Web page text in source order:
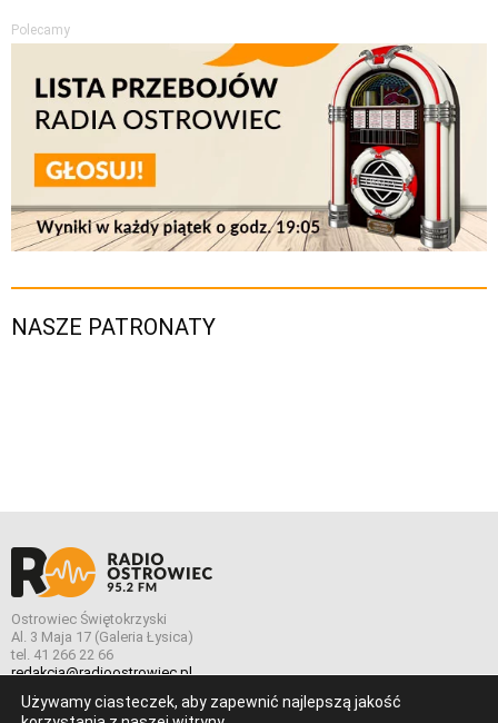
Polecamy
NASZE PATRONATY
Ostrowiec Świętokrzyski
Al. 3 Maja 17 (Galeria Łysica)
tel. 41 266 22 66
redakcja@radioostrowiec.pl
Używamy ciasteczek, aby zapewnić najlepszą jakość